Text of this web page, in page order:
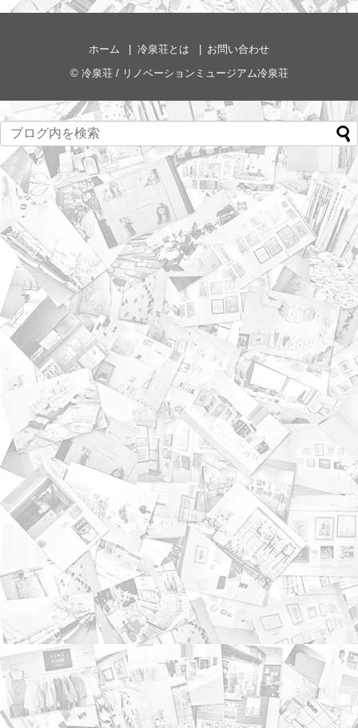
ホーム 冷泉荘とは
お問い合わせ
© 冷泉荘 / リノベーションミュージアム冷泉荘